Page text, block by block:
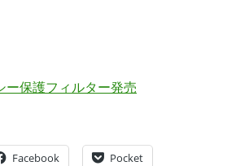
ー保護フィルター発売
Facebook Pocket